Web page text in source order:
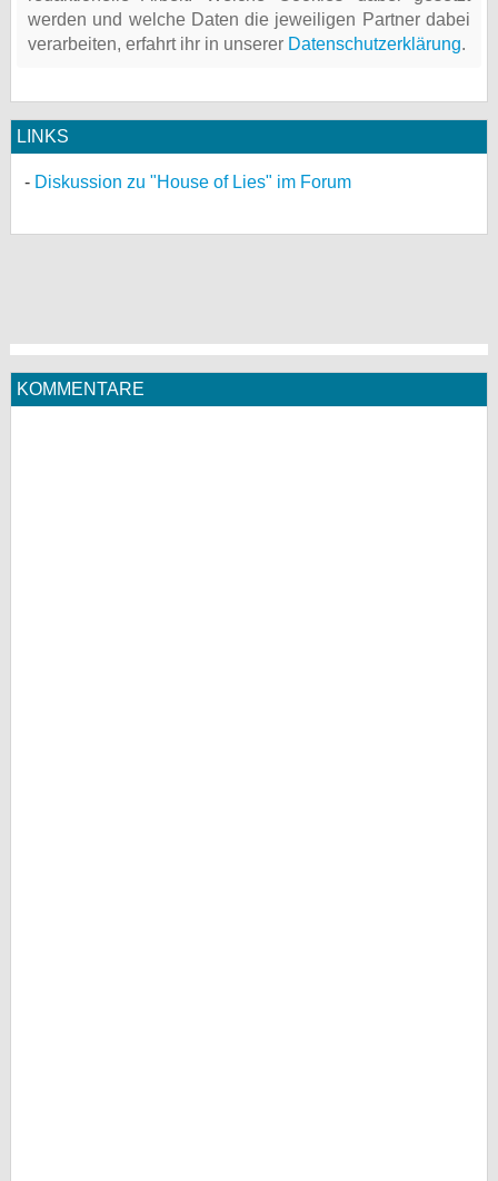
werden und welche Daten die jeweiligen Partner dabei
verarbeiten, erfahrt ihr in unserer Datenschutzerklärung.
LINKS
Diskussion zu "House of Lies" im Forum
KOMMENTARE